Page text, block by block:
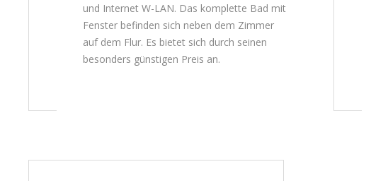
und Internet W-LAN. Das komplette Bad mit
Fenster befinden sich neben dem Zimmer
auf dem Flur. Es bietet sich durch seinen
besonders günstigen Preis an.